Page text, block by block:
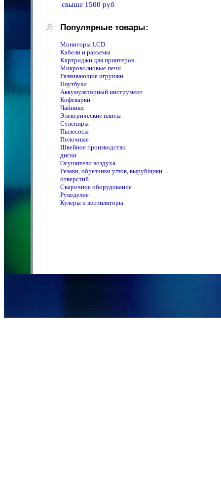
свыше 1500 руб
Популярные товары:
Мониторы LCD
Кабели и разъемы
Картриджи для принтеров
Микроволновые печи
Развивающие игрушки
Ноутбуки
Аккумуляторный инструмент
Кофеварки
Чайники
Электрические плиты
Сувениры
Пылесосы
Полочные
Швейное производство
диски
Осушители воздуха
Резаки, обрезчики углов, вырубщики
отверстий
Сварочное оборудование
Рукоделие
Кулеры и вентиляторы